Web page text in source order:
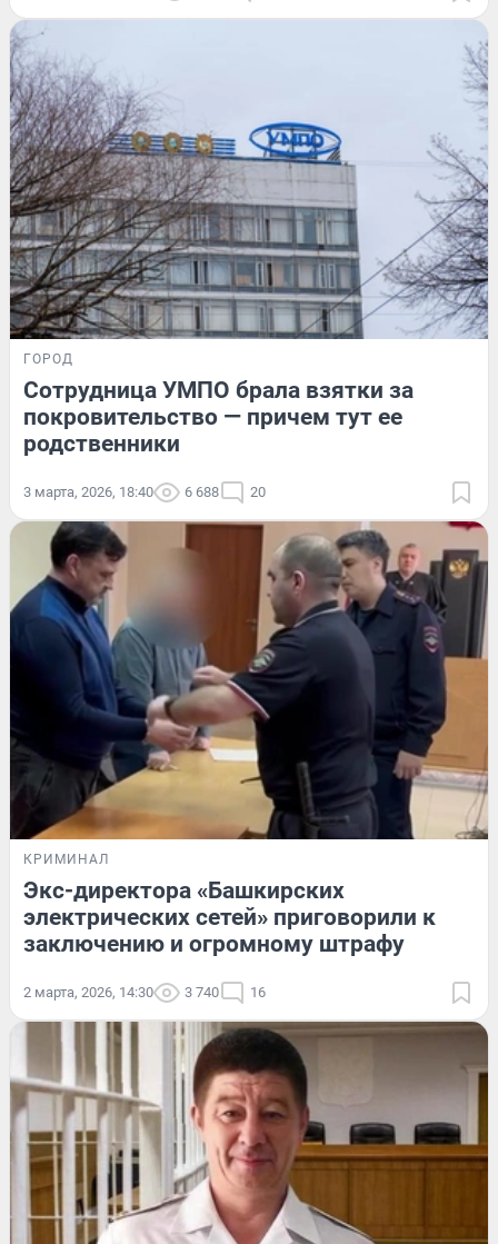
ГОРОД
Сотрудница УМПО брала взятки за
покровительство — причем тут ее
родственники
3 марта, 2026, 18:40 6 688 20
КРИМИНАЛ
Экс-директора «Башкирских
электрических сетей» приговорили к
заключению и огромному штрафу
2 марта, 2026, 14:30 3 740 16